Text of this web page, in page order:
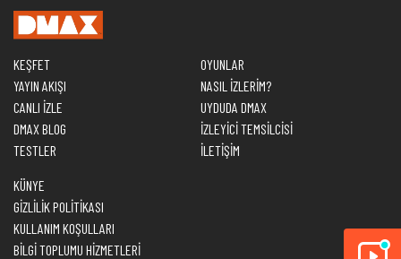
KEŞFET
YAYIN AKIŞI
CANLI İZLE
DMAX BLOG
TESTLER
OYUNLAR
NASIL İZLERİM?
UYDUDA DMAX
İZLEYİCİ TEMSİLCİSİ
İLETİŞİM
KÜNYE
GİZLİLİK POLİTİKASI
KULLANIM KOŞULLARI
BİLGİ TOPLUMU HİZMETLERİ